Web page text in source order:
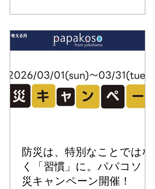
ち追加する必要があります。 プレゼン
ト内容 「 モンシェール シリコンビ
合いがとってもかわいいです。 キャン
ペーン概要 ■ 参加方法①（実店舗でご
購入の方） 対象商品を実施店舗でご購
バッグシリーズ ・濱帯シリーズ 実施
店舗 ・グディーズヨコハマ ・ビック
カメラ有楽町店 応募方法 ① パパコソ
公式LINEを友だち追加 ② トーク画面
防災は、特別なことではな
く「習慣」に。パパコソ 防
災キャンペーン開催！